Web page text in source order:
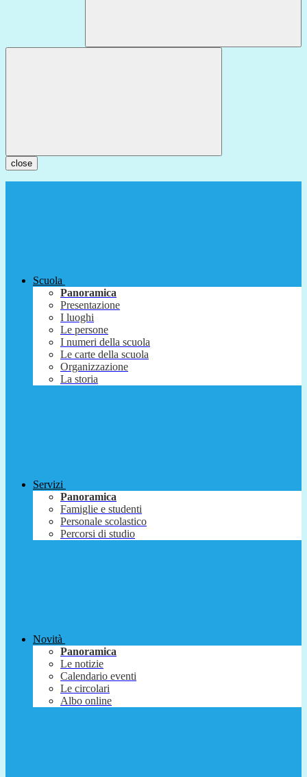
close
Scuola
Panoramica
Presentazione
I luoghi
Le persone
I numeri della scuola
Le carte della scuola
Organizzazione
La storia
Servizi
Panoramica
Famiglie e studenti
Personale scolastico
Percorsi di studio
Novità
Panoramica
Le notizie
Calendario eventi
Le circolari
Albo online